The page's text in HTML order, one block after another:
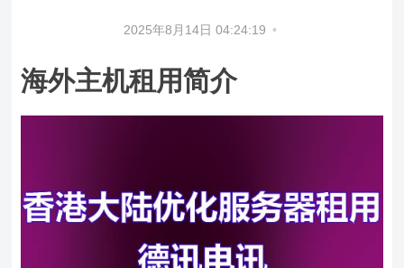
2025年8月14日 04:24:19 •
海外主机租用简介